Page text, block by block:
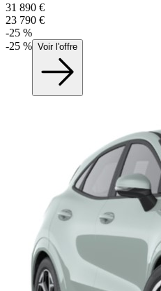
31 890 €
23 790 €
-25 %
-25 % Voir l'offre